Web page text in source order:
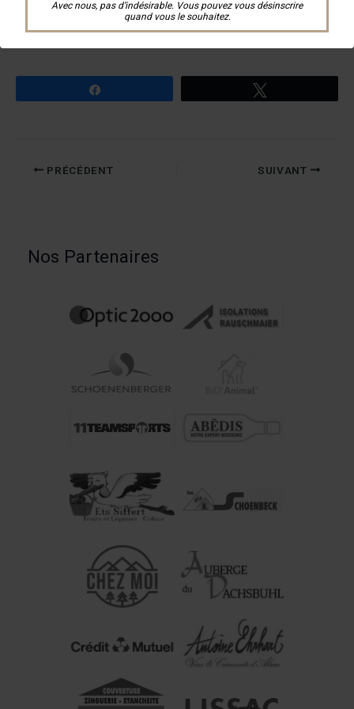
Avec nous, pas d’indésirable. Vous pouvez vous désinscrire
quand vous le souhaitez.
1 2 3 4 5 › »
PRÉCÉDENT SUIVANT
Nos Partenaires